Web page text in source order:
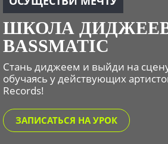
ШКОЛА
BASSMATIC
Стань диджеем и выйди на
обучаясь у действующих
Records!
ЗАПИСАТЬСЯ НА УРОК